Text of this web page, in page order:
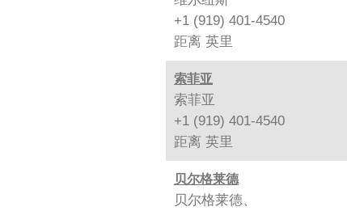
+1 (919) 401-4540
距离 英里
索菲亚
索菲亚
+1 (919) 401-4540
距离 英里
贝尔格莱德
贝尔格莱德、